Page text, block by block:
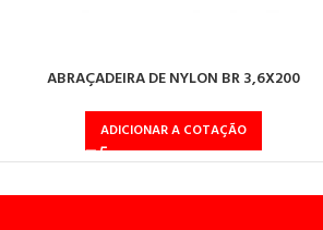
ABRAÇADEIRA DE NYLON BR 3,6X200
ADICIONAR A COTAÇÃO